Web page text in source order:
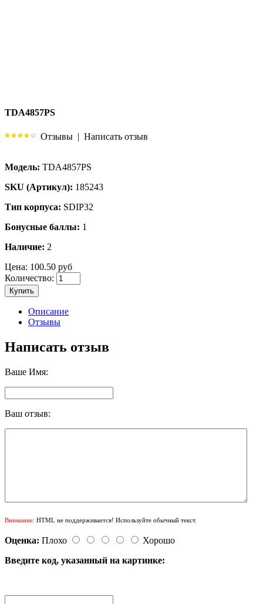
TDA4857PS
Отзывы | Написать отзыв
Модель: TDA4857PS
SKU (Артикул): 185243
Тип корпуса: SDIP32
Бонусные баллы: 1
Наличие: 2
Цена: 100.50 руб
Количество:
Купить
Описание
Отзывы
Написать отзыв
Ваше Имя:
Ваш отзыв:
Внимание: HTML не поддерживается! Используйте обычный текст.
Оценка: Плохо
Хорошо
Введите код, указанный на картинке: